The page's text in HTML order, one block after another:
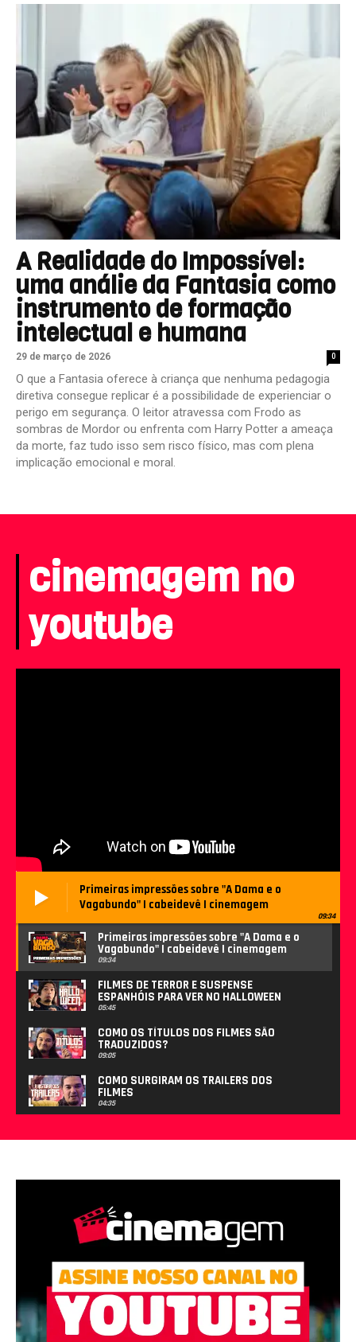
A Realidade do Impossível:
uma análie da Fantasia como
instrumento de formação
intelectual e humana
29 de março de 2026 0
O que a Fantasia oferece à criança que nenhuma pedagogia
diretiva consegue replicar é a possibilidade de experienciar o
perigo em segurança. O leitor atravessa com Frodo as
sombras de Mordor ou enfrenta com Harry Potter a ameaça
da morte, faz tudo isso sem risco físico, mas com plena
implicação emocional e moral.
cinemagem no
youtube
Primeiras impressões sobre "A Dama e o
Vagabundo" | cabeidevê | cinemagem
09:34
Primeiras impressões sobre "A Dama e o
Vagabundo" | cabeidevê | cinemagem
09:34
FILMES DE TERROR E SUSPENSE
ESPANHÓIS PARA VER NO HALLOWEEN
05:45
COMO OS TÍTULOS DOS FILMES SÃO
TRADUZIDOS?
09:05
COMO SURGIRAM OS TRAILERS DOS
FILMES
04:35
CINEMA?
ROTERIZANDO #002: A HISTÓRIA DO
ROTERIZANDO #001: A HISTÓRIA DO 3D
08:37